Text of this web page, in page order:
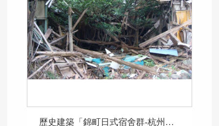
歷史建築「錦町日式宿舍群-杭州南路2段61巷43號」